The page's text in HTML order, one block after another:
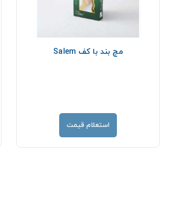
مچ بند با كف Salem
استعلام قیمت